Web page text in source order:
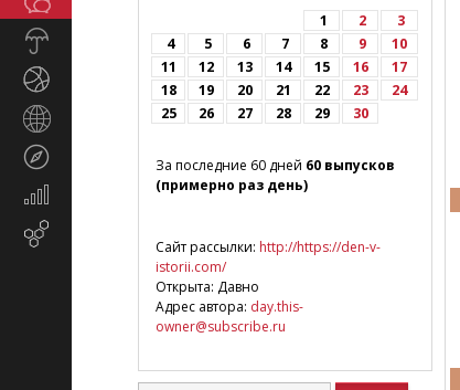
Экономика
маркетинг
1 2
3
4
5 6 7 8 9
10
11
12 13 14 15 16
17
18
19 20 21 22 23
24
25
26 27 28 29 30
За последние 60 дней 60 выпусков
(примерно раз день)
Сайт рассылки: http://https://den-v-
istorii.com/
Открыта: Давно
Адрес автора: day.this-
owner@subscribe.ru